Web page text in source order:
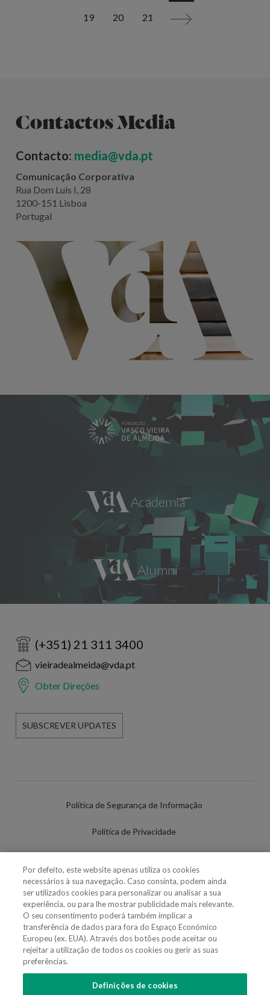
19 20 21 >
Contactos Media
Contacto: media@vda.pt
Comunicação Corporativa
Rua Dom Luis I, 28
1200-151 Lisboa
Portugal
(+351) 21 311 3400
vieiradealmeida@vda.pt
Obter Direções
SUBSCREVER UPDATES
Política de Segurança de Informação
Política de Privacidade
Política de Cookies
Definições de cookies
Uso Fraudulento Nome/Marca
Por defeito, este website apenas utiliza os cookies
necessários à sua navegação. Caso consinta, podem ainda
ser utilizados cookies para personalizar ou analisar a sua
experiência, ou para lhe mostrar publicidade mais relevante.
O seu consentimento poderá também implicar a
transferência de dados para fora do Espaço Económico
Europeu (ex. EUA). Através dos botões pode aceitar ou
rejeitar a utilização de todos os cookies ou gerir as suas
preferências.
Definições de cookies